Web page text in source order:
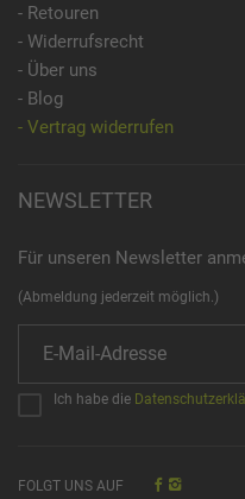
- Retouren
- Widerrufsrecht
- Über uns
- Blog
- Vertrag widerrufen
NEWSLETTER
Für unseren Newsletter
(Abmeldung jederzeit möglich.)
Ich habe die
FOLGT UNS AUF